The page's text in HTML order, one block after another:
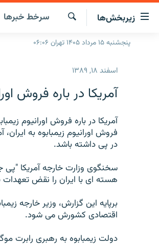
لینک‌های
قابلیت
دسترسی
زیربخش‌ها
صفحه اصلی
انتخاب کنید و بشنوید
برنامه‌های رادیویی
چندرسانه‌ای
گزارش‌های ویدئویی
جستجو
سرخط‌ خبرها
پنجشنبه ۱۵ مرداد ۱۴۰۵ تهران ۰۶:۰۶
اسفند ۱۸, ۱۳۸۹
آمریکا در باره فروش
آمریکا در باره فروش اورانیوم
فروش اورانیوم زیمبابوه به
در پی داشته باشد.
سخنگوی وزارت خارجه آمریکا "پی
هسته ای با ایران را نقض
برپایه این گزارش، وزیر خارجه
اقتصادی کشورش می شود.
دولت زیمبابوه به رهبری